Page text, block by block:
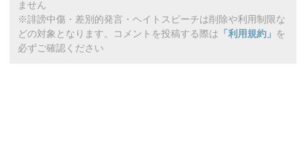
ません
※誹謗中傷・差別的発言・ヘイトスピーチは削除や利用制限な
どの対象となります。コメントを投稿する際は 「利用規約」 を
必ずご確認ください